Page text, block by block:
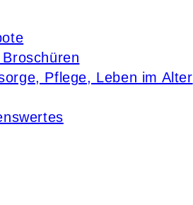
Pflege, Leben im Alter